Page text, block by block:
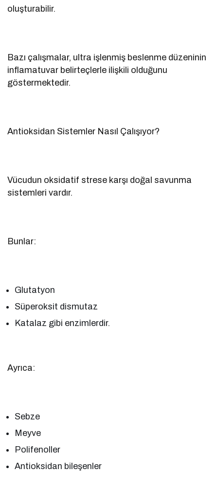
oluşturabilir.
Bazı çalışmalar, ultra işlenmiş beslenme düzeninin
inflamatuvar belirteçlerle ilişkili olduğunu
göstermektedir.
Antioksidan Sistemler Nasıl Çalışıyor?
Vücudun oksidatif strese karşı doğal savunma
sistemleri vardır.
Bunlar:
Glutatyon
Süperoksit dismutaz
Katalaz gibi enzimlerdir.
Ayrıca:
Sebze
Meyve
Polifenoller
Antioksidan bileşenler